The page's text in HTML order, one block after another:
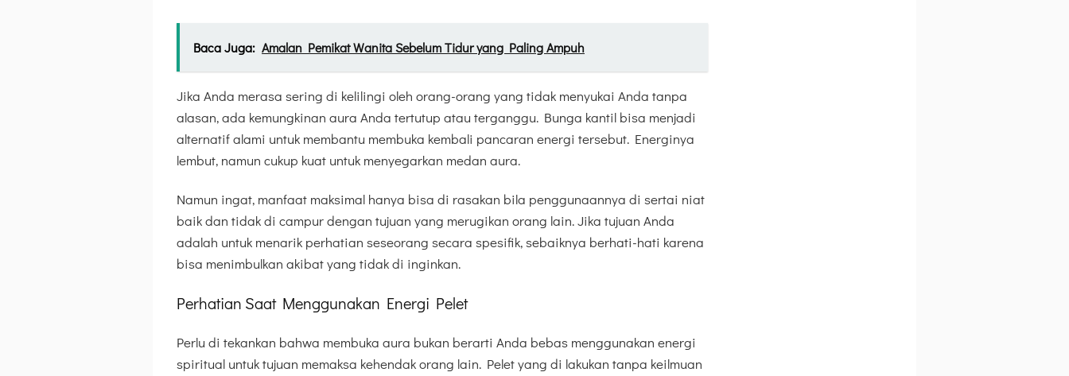
Baca Juga: Amalan Pemikat Wanita Sebelum Tidur yang Paling Ampuh
Jika Anda merasa sering di kelilingi oleh orang-orang yang tidak menyukai Anda tanpa
alasan, ada kemungkinan aura Anda tertutup atau terganggu. Bunga kantil bisa menjadi
alternatif alami untuk membantu membuka kembali pancaran energi tersebut. Energinya
lembut, namun cukup kuat untuk menyegarkan medan aura.
Namun ingat, manfaat maksimal hanya bisa di rasakan bila penggunaannya di sertai niat
baik dan tidak di campur dengan tujuan yang merugikan orang lain. Jika tujuan Anda
adalah untuk menarik perhatian seseorang secara spesifik, sebaiknya berhati-hati karena
bisa menimbulkan akibat yang tidak di inginkan.
Perhatian Saat Menggunakan Energi Pelet
Perlu di tekankan bahwa membuka aura bukan berarti Anda bebas menggunakan energi
spiritual untuk tujuan memaksa kehendak orang lain. Pelet yang di lakukan tanpa keilmuan